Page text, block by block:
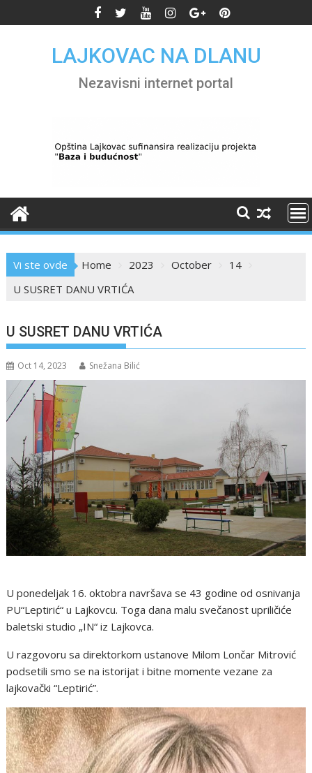
to
LAJKOVAC NA DLANU
Nezavisni internet portal
Vi ste ovde Home 2023 October
14
U SUSRET DANU VRTIĆA
U SUSRET DANU VRTIĆA
Oct 14, 2023 Snežana Bilić
U ponedeljak 16. oktobra navršava se 43 godine od osnivanja
PU“Leptirić“ u Lajkovcu. Toga dana malu svečanost upriličiće
baletski studio „IN“ iz Lajkovca.
U razgovoru sa direktorkom ustanove Milom Lončar Mitrović
podsetili smo se na istorijat i bitne momente vezane za
lajkovački “Leptirić”.